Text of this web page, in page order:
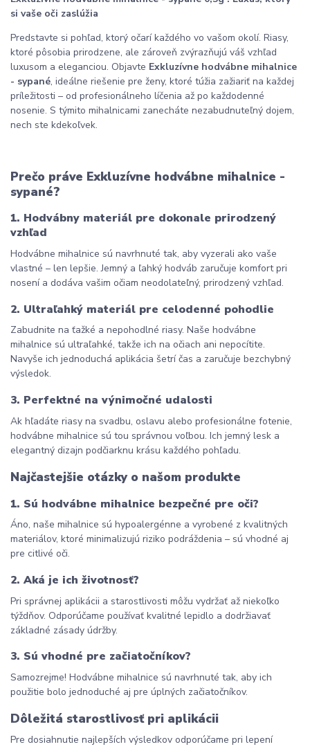
si vaše oči zaslúžia
Predstavte si pohľad, ktorý očarí každého vo vašom okolí. Riasy,
ktoré pôsobia prirodzene, ale zároveň zvýrazňujú váš vzhľad
luxusom a eleganciou. Objavte Exkluzívne hodvábne mihalnice
- sypané, ideálne riešenie pre ženy, ktoré túžia zažiariť na každej
príležitosti – od profesionálneho líčenia až po každodenné
nosenie. S týmito mihalnicami zanecháte nezabudnuteľný dojem,
nech ste kdekoľvek.
Prečo práve Exkluzívne hodvábne mihalnice -
sypané?
1. Hodvábny materiál pre dokonale prirodzený
vzhľad
Hodvábne mihalnice sú navrhnuté tak, aby vyzerali ako vaše
vlastné – len lepšie. Jemný a ľahký hodváb zaručuje komfort pri
nosení a dodáva vašim očiam neodolateľný, prirodzený vzhľad.
2. Ultraľahký materiál pre celodenné pohodlie
Zabudnite na ťažké a nepohodlné riasy. Naše hodvábne
mihalnice sú ultraľahké, takže ich na očiach ani nepocítite.
Navyše ich jednoduchá aplikácia šetrí čas a zaručuje bezchybný
výsledok.
3. Perfektné na výnimočné udalosti
Ak hľadáte riasy na svadbu, oslavu alebo profesionálne fotenie,
hodvábne mihalnice sú tou správnou voľbou. Ich jemný lesk a
elegantný dizajn podčiarknu krásu každého pohľadu.
Najčastejšie otázky o našom produkte
1. Sú hodvábne mihalnice bezpečné pre oči?
Áno, naše mihalnice sú hypoalergénne a vyrobené z kvalitných
materiálov, ktoré minimalizujú riziko podráždenia – sú vhodné aj
pre citlivé oči.
2. Aká je ich životnosť?
Pri správnej aplikácii a starostlivosti môžu vydržať až niekoľko
týždňov. Odporúčame používať kvalitné lepidlo a dodržiavať
základné zásady údržby.
3. Sú vhodné pre začiatočníkov?
Samozrejme! Hodvábne mihalnice sú navrhnuté tak, aby ich
použitie bolo jednoduché aj pre úplných začiatočníkov.
Dôležitá starostlivosť pri aplikácii
Pre dosiahnutie najlepších výsledkov odporúčame pri lepení